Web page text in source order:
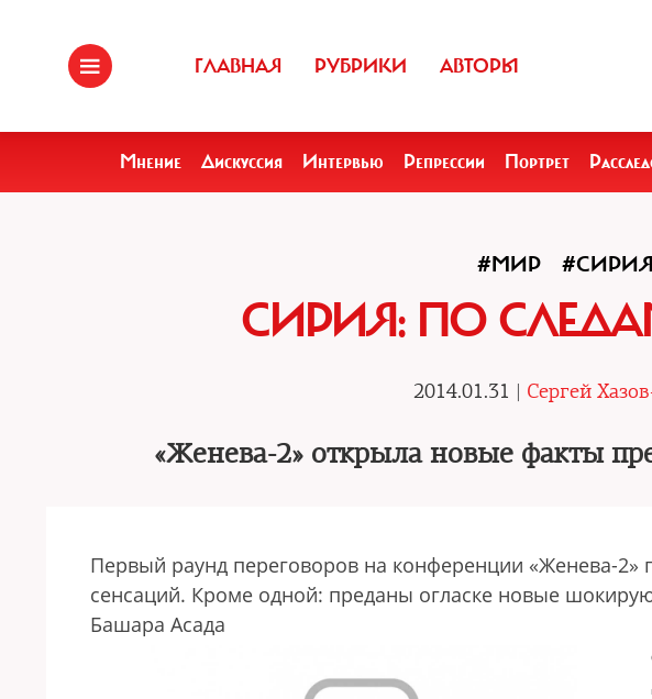
ГЛАВНАЯ РУБРИКИ АВТОРЫ
Мнение Дискуссия Интервью Репрессии Портрет
#МИР #СИРИЯ
СИРИЯ: ПО
2014.01.31 | Сергей
«Женева-2» открыла новые факты
Первый раунд переговоров на конференции «Женева-
сенсаций. Кроме одной: преданы огласке новые
Башара Асада